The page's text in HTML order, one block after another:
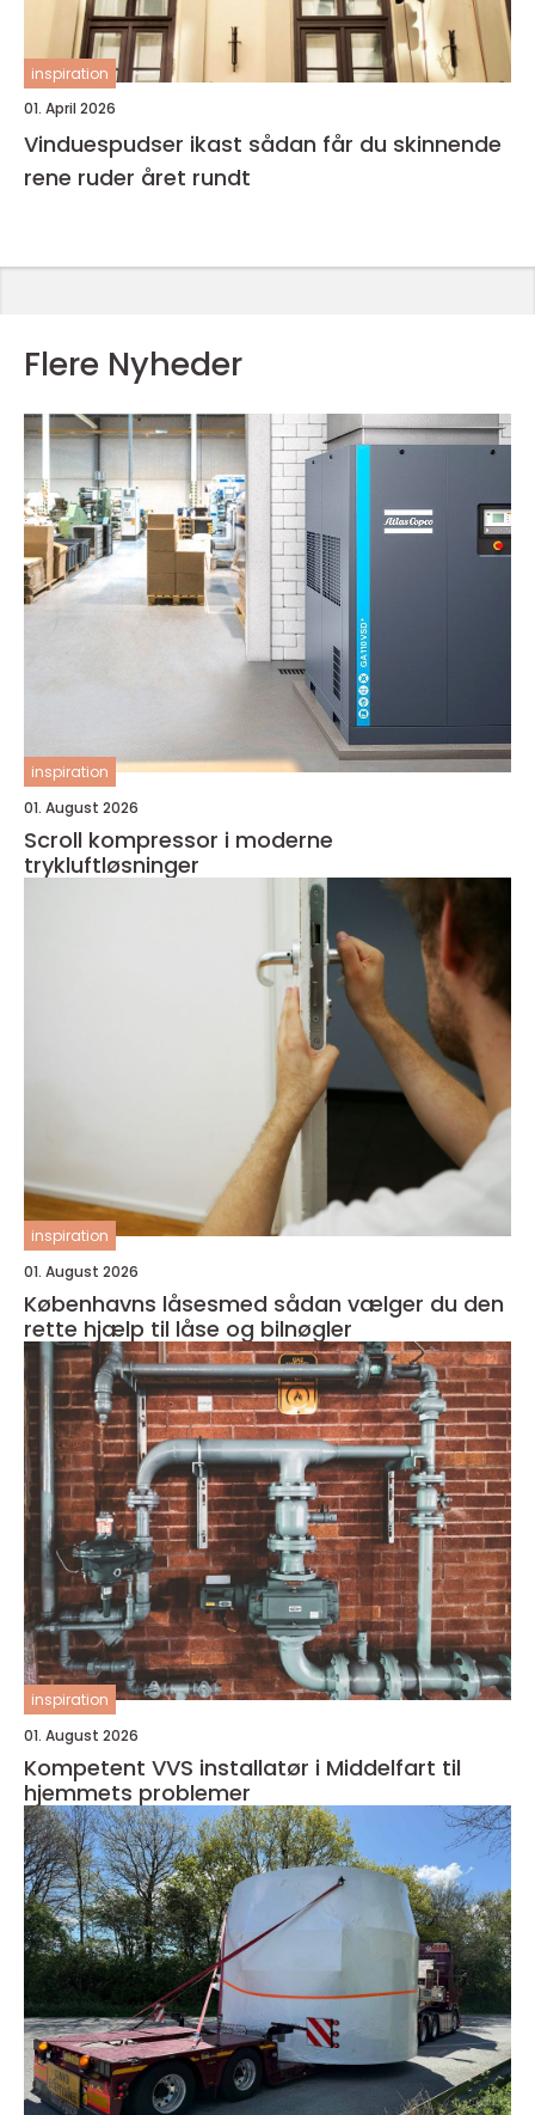
inspiration
01. April 2026
Vinduespudser ikast sådan får du skinnende
rene ruder året rundt
Flere Nyheder
inspiration
01. August 2026
Scroll kompressor i moderne
trykluftløsninger
inspiration
01. August 2026
Københavns låsesmed sådan vælger du den
rette hjælp til låse og bilnøgler
inspiration
01. August 2026
Kompetent VVS installatør i Middelfart til
hjemmets problemer